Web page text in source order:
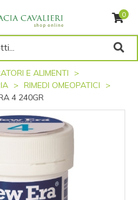
0
E ALIMENTI
RIMEDI OMEOPATICI
4 240GR